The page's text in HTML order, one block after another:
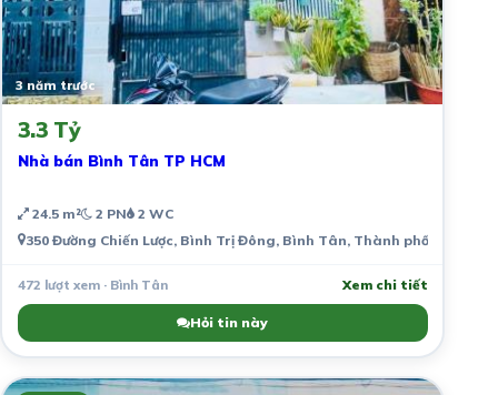
3 năm trước
3.3 Tỷ
Nhà bán Bình Tân TP HCM
24.5 m² 2 PN 2 WC
350 Đường Chiến Lược, Bình Trị Đông, Bình Tân, Thành phố Hồ Chí
472 lượt xem · Bình Tân Xem chi tiết
Hỏi tin này